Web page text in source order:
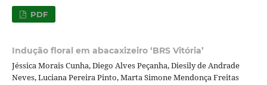
PDF
Indução floral em abacaxizeiro ‘BRS Vitória’
Jéssica Morais Cunha, Diego Alves Peçanha, Diesily de Andrade
Neves, Luciana Pereira Pinto, Marta Simone Mendonça Freitas